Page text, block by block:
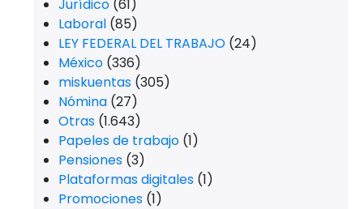
Jurídico (61)
Laboral (85)
LEY FEDERAL DEL TRABAJO (24)
México (336)
miskuentas (305)
Nómina (27)
Otras (1.643)
Papeles de trabajo (1)
Pensiones (3)
Plataformas digitales (1)
Promociones (1)